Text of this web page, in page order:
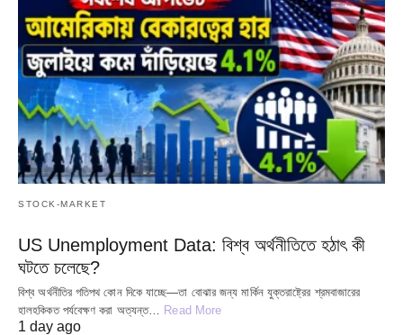
STOCK-MARKET
US Unemployment Data: বিশ্ব অর্থনীতিতে হঠাৎ কী
ঘটতে চলেছে?
বিশ্ব অর্থনীতির গতিপথ কোন দিকে যাচ্ছে—তা বোঝার জন্য মার্কিন যুক্তরাষ্ট্রের শ্রমবাজারের
হালহকিকত পর্যবেক্ষণ করা অত্যন্ত… Read More
1 day ago